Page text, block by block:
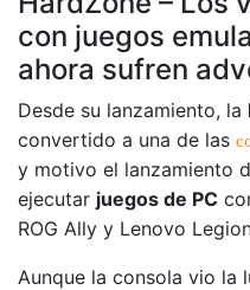
con juegos
ahora sufren
Desde su lanzamiento, la
convertido a una de las
y motivo el lanzamiento
ejecutar juegos de PC
ROG Ally y Lenovo
Aunque la consola vio la